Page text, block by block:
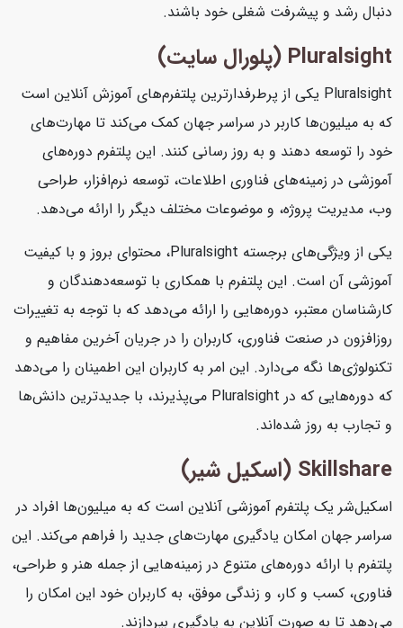
دنبال رشد و پیشرفت شغلی خود باشند.
Pluralsight (پلورال سایت)
Pluralsight یکی از پرطرفدارترین پلتفرم‌های آموزش آنلاین است
که به میلیون‌ها کاربر در سراسر جهان کمک می‌کند تا مهارت‌های
خود را توسعه دهند و به روز رسانی کنند. این پلتفرم دوره‌های
آموزشی در زمینه‌های فناوری اطلاعات، توسعه نرم‌افزار، طراحی
وب، مدیریت پروژه، و موضوعات مختلف دیگر را ارائه می‌دهد.
یکی از ویژگی‌های برجسته Pluralsight، محتوای بروز و با کیفیت
آموزشی آن است. این پلتفرم با همکاری با توسعه‌دهندگان و
کارشناسان معتبر، دوره‌هایی را ارائه می‌دهد که با توجه به تغییرات
روزافزون در صنعت فناوری، کاربران را در جریان آخرین مفاهیم و
تکنولوژی‌ها نگه می‌دارد. این امر به کاربران این اطمینان را می‌دهد
که دوره‌هایی که در Pluralsight می‌پذیرند، با جدیدترین دانش‌ها
و تجارب به روز شده‌اند.
Skillshare (اسکیل شیر)
اسکیل‌شر یک پلتفرم آموزشی آنلاین است که به میلیون‌ها افراد در
سراسر جهان امکان یادگیری مهارت‌های جدید را فراهم می‌کند. این
پلتفرم با ارائه دوره‌های متنوع در زمینه‌هایی از جمله هنر و طراحی،
فناوری، کسب و کار، و زندگی موفق، به کاربران خود این امکان را
می‌دهد تا به صورت آنلاین به یادگیری بپردازند.